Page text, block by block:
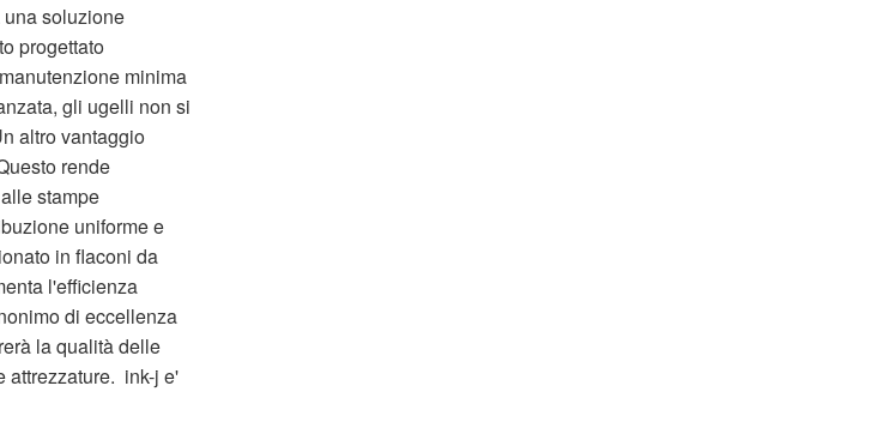
soluzione
progettato
minima
gli ugelli non si
altro vantaggio
rende
stampe
uniforme e
in flaconi da
l'efficienza
di eccellenza
la qualità delle
attrezzature. ink-j e'